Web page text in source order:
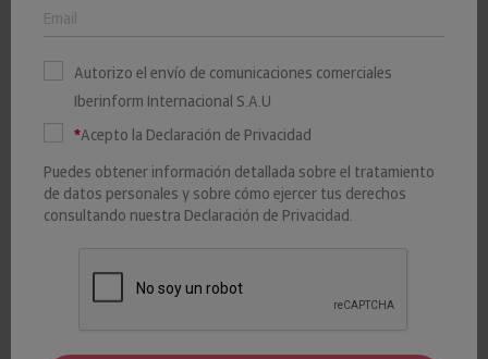
Crédito y Caución e
Iberinform impulsan los
Diálogos para el Desarrollo
en Alicante
03 ABRIL 2024
Iberinform
IBERINFORM
directivos de la ciudad los desafíos empresariales en un
Autorizo el envío de comunicaciones comerciales
Iberinform Internacional S.A.U
*Acepto la Declaración de Privacidad
Puedes obtener información detallada sobre el tratamiento
de datos personales y sobre cómo ejercer tus derechos
consultando nuestra Declaración de Privacidad.